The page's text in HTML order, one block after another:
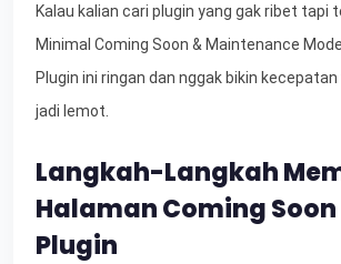
Kalau kalian cari plugin yang gak ribet tapi
Minimal Coming Soon & Maintenance
Plugin ini ringan dan nggak bikin
jadi lemot.
Langkah-Langkah
Halaman Coming
Plugin